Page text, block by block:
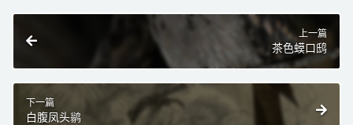
上一篇
茶色蟆口鸱
下一篇
白腹凤头鹟